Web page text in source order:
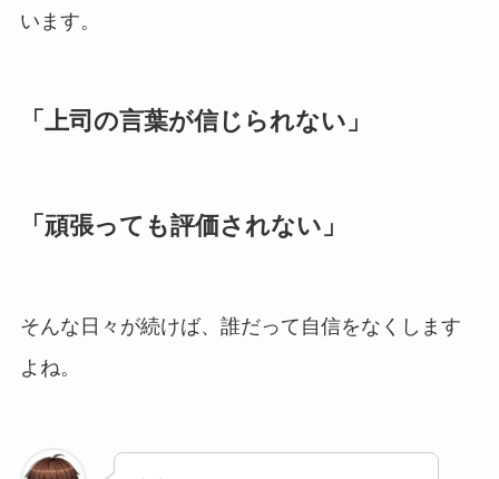
います。
「上司の言葉が信じられない」
「頑張っても評価されない」
そんな日々が続けば、誰だって自信をなくします
よね。